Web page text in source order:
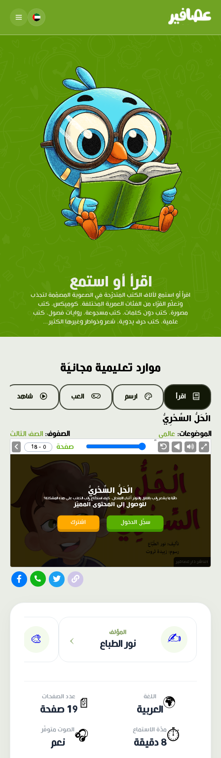
اقرأ أو استمع
اقرأ أو استمع لآلاف الكتب المتدرّحة في الصعوبة المصمّمة لتجذب
وتعلّم القرّاء من الفئات العمرية المختلفة. كوميكس، كتب
مصورة، كتب دون كلمات، كتب مسجوعة، روايات فصول، كتب
علمية، كتب حرف يدوية، شعر وخواطر وغيرها الكثير...
موارد تعليمية مجانيّة
اقرأ ارسم العب شاهد
الْحَلُّ السِّحْرِيُّ
الموضوعات: عالمي الصفوف: الصف الثالث
صفحة 0 - 18
الْحَلُّ السِّحْرِيُّ
دائمًا ما يشعر راتب بالقلق والتوتر أثناء الامتحان، كيف استطاع راتب التغلب على هذه المشكلة؟
للوصول إلى المحتوى المميّز
سجّل الدخول اشترك
الناشر: دار عصافير
✍️ المؤلف
نور الطباع ›
🎨
🌍 اللغة
العربية 📄
عدد الصفحات
19 صفحة
⏱️مدّة الاستماع
8 دقيقة
🎧الصوت متوفّر
نعم